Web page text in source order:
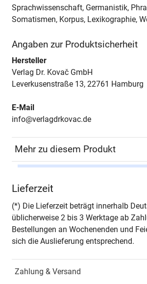
Sprachwissenschaft, Germanistik,
Somatismen, Korpus, Lexikographie,
Angaben zur Produktsicherheit
Hersteller
Verlag Dr. Kovač GmbH
Leverkusenstraße 13, 22761 Hamburg
E-Mail
info@verlagdrkovac.de
Mehr zu diesem Produkt
Seiten
Jahr Hamburg
Schriftenreihe
Lieferzeit
(*) Die Lieferzeit beträgt innerhalb
üblicherweise 2 bis 3 Werktage ab
Bestellungen an Wochenenden und
sich die Auslieferung entsprechend.
Zahlung & Versand